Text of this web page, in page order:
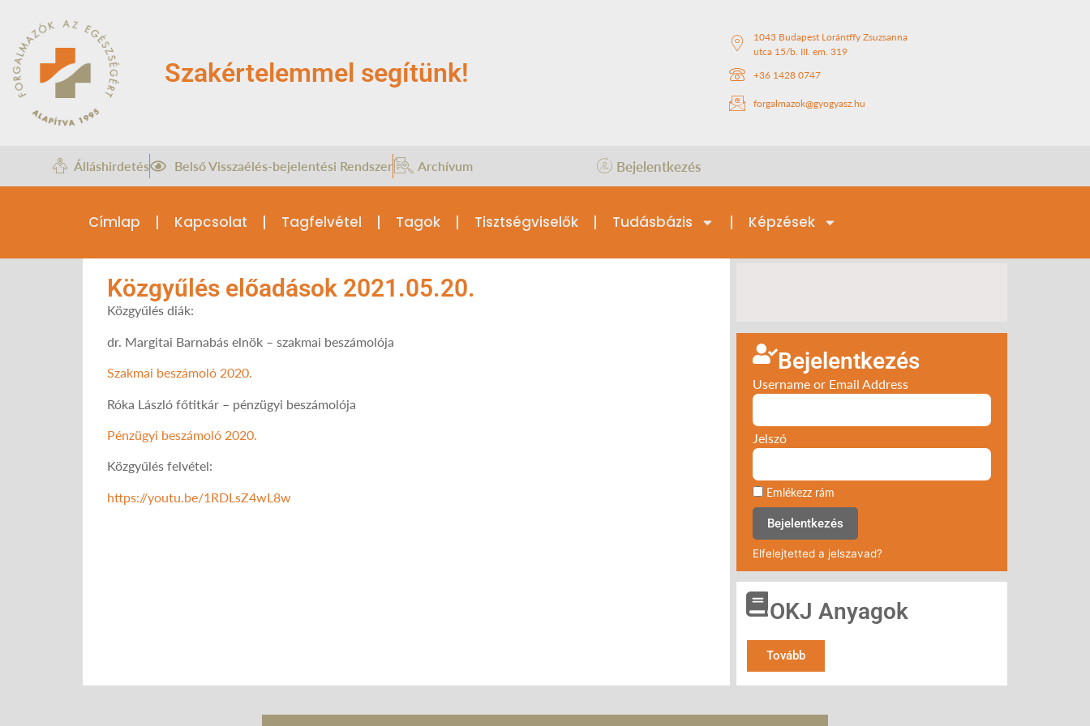
Szakértelemmel segítünk!
1043 Budapest Lorántffy Zsuzsanna
utca 15/b. III. em. 319
+36 1428 0747
forgalmazok@gyogyasz.hu
Álláshirdetés Belső Visszaélés-bejelentési Rendszer Archívum Bejelentkezés
Címlap Kapcsolat Tagfelvétel Tagok Tisztségviselők Tudásbázis Képzések
Közgyűlés előadások 2021.05.20.
Közgyűlés diák:
dr. Margitai Barnabás elnök – szakmai beszámolója
Szakmai beszámoló 2020.
Róka László főtitkár – pénzügyi beszámolója
Pénzügyi beszámoló 2020.
Közgyűlés felvétel:
https://youtu.be/1RDLsZ4wL8w
Bejelentkezés
Username or Email Address
Jelszó
Emlékezz rám
Bejelentkezés
Elfelejtetted a jelszavad?
OKJ Anyagok
Tovább